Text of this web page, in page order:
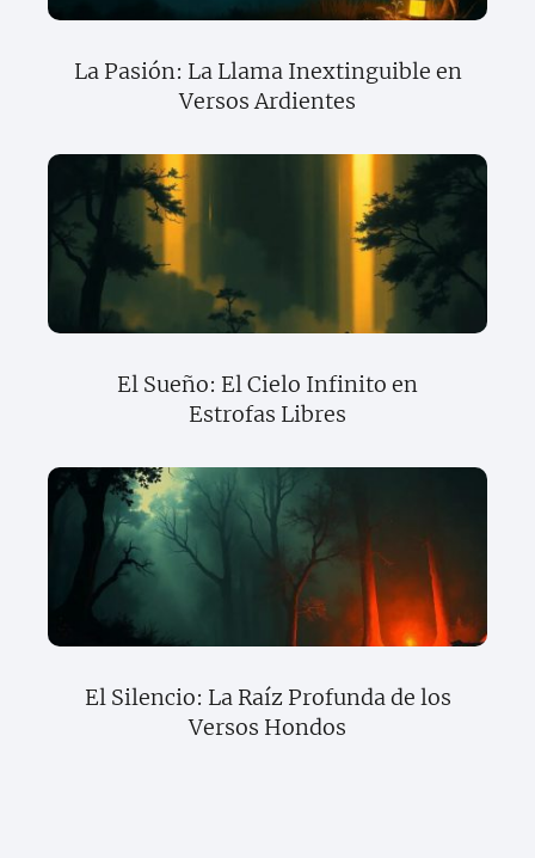
La Pasión: La Llama Inextinguible en
Versos Ardientes
El Sueño: El Cielo Infinito en
Estrofas Libres
El Silencio: La Raíz Profunda de los
Versos Hondos